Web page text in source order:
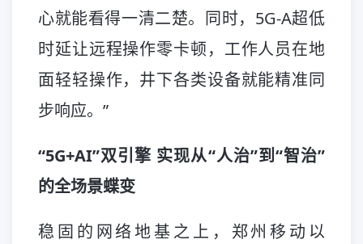
心就能看得一清二楚。同时，5G-A超低
时延让远程操作零卡顿，工作人员在地
面轻轻操作，井下各类设备就能精准同
步响应。”
“5G+AI”双引擎 实现从“人治”到“智治”
的全场景蝶变
稳固的网络地基之上，郑州移动以